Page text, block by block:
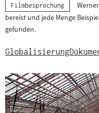
Kategorie:
Filmbesprechung
bereist und jede Menge
gefunden.
Globalisierung